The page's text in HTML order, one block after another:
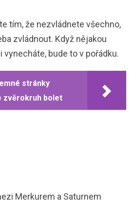
tím, že nezvládnete všechno,
zvládnout. Když nějakou
bude to v pořádku.
stránky
zvěrokruh bolet
Merkurem a Saturnem